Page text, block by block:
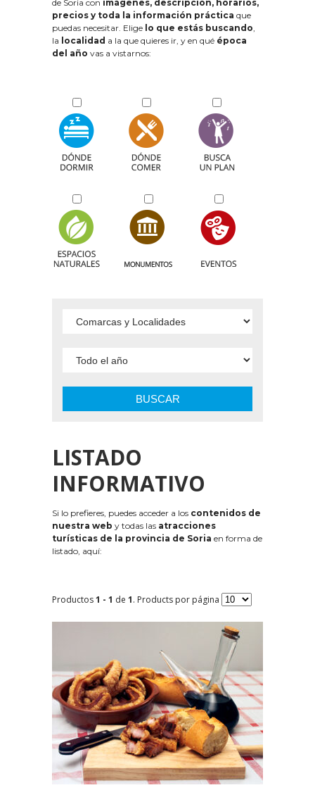
de Soria con imágenes, descripción, horarios,
precios y toda la información práctica que
puedas necesitar. Elige lo que estás buscando,
la localidad a la que quieres ir, y en qué época
del año vas a vistarnos:
BUSCAR
LISTADO
INFORMATIVO
Si lo prefieres, puedes acceder a los contenidos de
nuestra web y todas las atracciones
turísticas de la provincia de Soria en forma de
listado, aquí:
Productos1 - 1 de 1. Products por página